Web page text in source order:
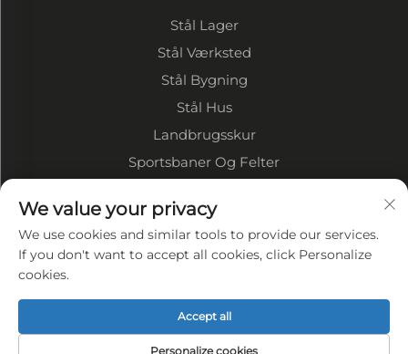
Stål Lager
Stål Værksted
Stål Bygning
Stål Hus
Landbrugsskur
Sportsbaner Og Felter
OM VIRKSOMHEDEN
Virksomhedsprofil
Privatlivspolitik
We value your privacy
We use cookies and similar tools to provide our services.
If you don't want to accept all cookies, click Personalize
cookies.
Personalize cookies
Accept all